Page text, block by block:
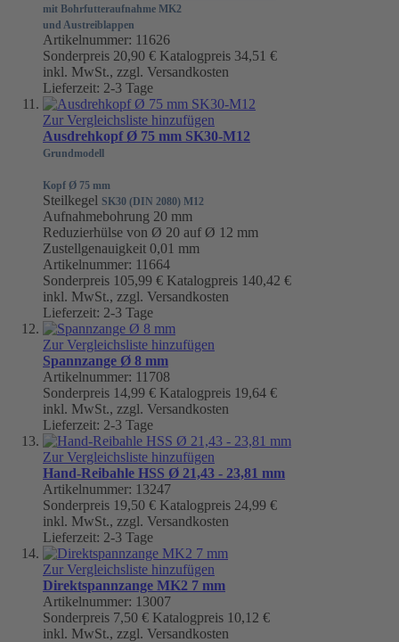
mit Bohrfutteraufnahme MK2
und Austreiblappen
Artikelnummer: 11626
Sonderpreis 20,90 € Katalogpreis 34,51 €
inkl. MwSt., zzgl. Versandkosten
Lieferzeit: 2-3 Tage
Zur Vergleichsliste hinzufügen
Ausdrehkopf Ø 75 mm SK30-M12
Grundmodell
Kopf Ø 75 mm
Steilkegel SK30 (DIN 2080) M12
Aufnahmebohrung 20 mm
Reduzierhülse von Ø 20 auf Ø 12 mm
Zustellgenauigkeit 0,01 mm
Artikelnummer: 11664
Sonderpreis 105,99 € Katalogpreis 140,42 €
inkl. MwSt., zzgl. Versandkosten
Lieferzeit: 2-3 Tage
Zur Vergleichsliste hinzufügen
Spannzange Ø 8 mm
Artikelnummer: 11708
Sonderpreis 14,99 € Katalogpreis 19,64 €
inkl. MwSt., zzgl. Versandkosten
Lieferzeit: 2-3 Tage
Zur Vergleichsliste hinzufügen
Hand-Reibahle HSS Ø 21,43 - 23,81 mm
Artikelnummer: 13247
Sonderpreis 19,50 € Katalogpreis 24,99 €
inkl. MwSt., zzgl. Versandkosten
Lieferzeit: 2-3 Tage
Zur Vergleichsliste hinzufügen
Direktspannzange MK2 7 mm
Artikelnummer: 13007
Sonderpreis 7,50 € Katalogpreis 10,12 €
inkl. MwSt., zzgl. Versandkosten